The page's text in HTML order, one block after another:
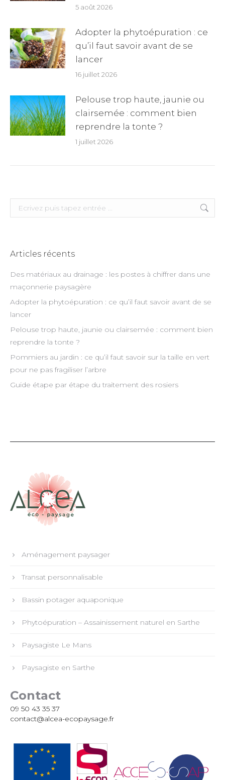
5 août 2026
Adopter la phytoépuration : ce
qu’il faut savoir avant de se
lancer
16 juillet 2026
Pelouse trop haute, jaunie ou
clairsemée : comment bien
reprendre la tonte ?
1 juillet 2026
Search:
Articles récents
Des matériaux au drainage : les postes à chiffrer dans une
maçonnerie paysagère
Adopter la phytoépuration : ce qu’il faut savoir avant de se
lancer
Pelouse trop haute, jaunie ou clairsemée : comment bien
reprendre la tonte ?
Pommiers au jardin : ce qu’il faut savoir sur la taille en vert
pour ne pas fragiliser l’arbre
Guide étape par étape du traitement des rosiers
Aménagement paysager
Transat personnalisable
Bassin potager aquaponique
Phytoépuration – Assainissement naturel en Sarthe
Paysagiste Le Mans
Paysagiste en Sarthe
Contact
09 50 43 35 37
contact@alcea-ecopaysage.fr